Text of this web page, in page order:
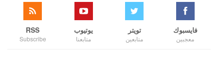
فايسبوك
معجبين
تويتر
متابعين
يوتيوب
متابعنا
RSS
Subscribe